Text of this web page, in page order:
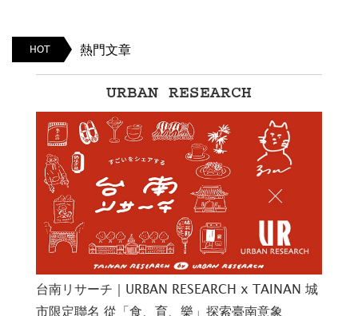
HOT 熱門文章
URBAN RESEARCH
台南リサーチ｜URBAN RESEARCH x TAINAN 城
市限定聯名 從「食、育、樂」探索臺南意象